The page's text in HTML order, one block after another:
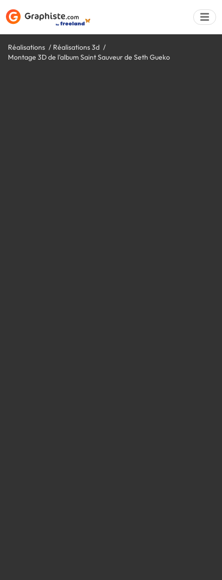
Réalisations
Réalisations 3d
Montage 3D de l'album Saint Sauveur de Seth Gueko